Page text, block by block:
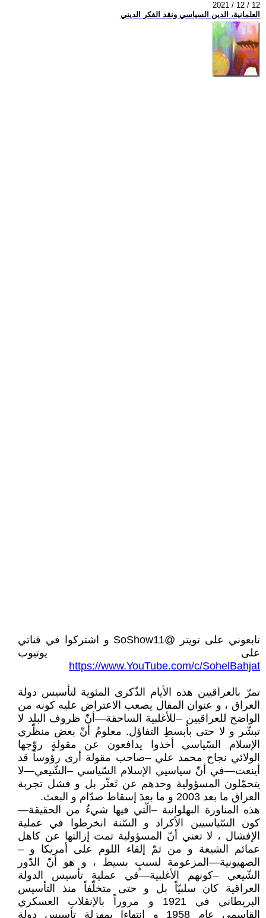
2021 / 12 / 12
العلمانية، الدين السياسي ونقد الفكر الديني
تابعوني على تويتر @SoShow11 و اشتركوا في قناتي
على يوتيوب
https://www.YouTube.com/c/SohelBahjat
تمرّ بالعراقيين هذه الأيام الذّكرى المئوية لتأسيس دولة
العراق ، و عنوان المقال يصعب الاعتراض عليه كونه من
الواضح للعراقيين –للأغلبية الساحقة—أنّ ظروف البلد لا
تبشّر و لا حتى بأبسطِ التفاؤل. معلومٌ أنّ بعض منظّري
الإسلام السّياسي أخذوا يدافعون عن مقولةٍ روّجها
الولائي نجاح محمد علي –صاحب مقولة أرى رؤوساً قد
أينعت—في أنّ سياسيي الإسلام السّياسي –الشّيعي—لا
يتحمّلون المسؤولية وحدهم عن تَعثّر بل و فشل تجربة
العراق ما بعد 2003 و ما بعدَ إسقاط صدّام و البعث.
هذه المناورة البهلوانية –الّتي فيها شيءٌ من الحقيقة—
كون السّياسيين الأكراد و السّنة انخرطوا في عملية
الإفشال ، لا تعني أنّ المسؤولية تمت إزالتها عن كاهل
عمائم الشيعة و من ثمّ إلقاء اللوم على أمريكا و –
الصهيونية—المزعومة لسببٍ بسيط ، و هو أنّ الدّور
الشّيعي –كونهم الأغلبية—في عملية تأسيس الدولة
العراقية كان سلبيّاً بل و حتى متخلّفاً منذ التأسيس
البريطاني في 1921 و مروراً بالإنقلاب العسكري
القاسمي عام 1958 و انتهاءا بمهزلة تأسيس دولة